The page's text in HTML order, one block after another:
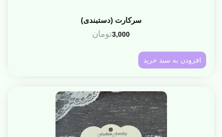
سرکارت (دستبندی)
3,000تومان
افزودن به سبد خرید